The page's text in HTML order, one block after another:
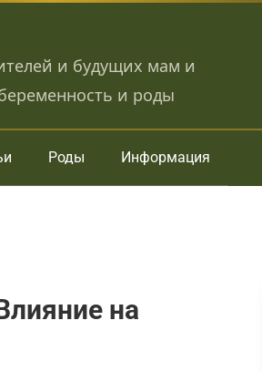
и будущих мам и
и роды
Роды Информация
на